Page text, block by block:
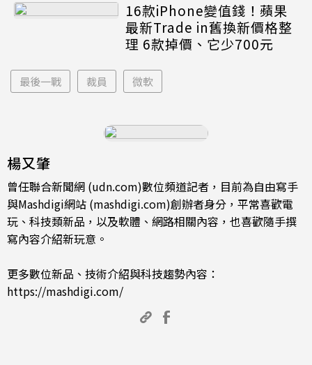
16款iPhone變值錢！蘋果
最新Trade in舊換新價格整
理 6款掉價、它少700元
最後一戰 裁員 微軟
楊又肇
曾任聯合新聞網 (udn.com)數位頻道記者，目前為自由寫手
與Mashdigi網站 (mashdigi.com)創辦者身分，平常喜歡電
玩、科技類新品，以及軟體、網路相關內容，也喜歡隨手撰
寫內容介紹新玩意。
更多數位新品、技術介紹與科技趨勢內容：
https://mashdigi.com/